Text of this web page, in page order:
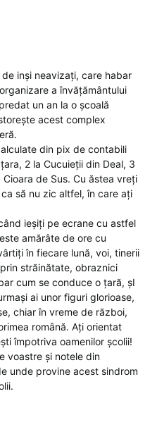
inși neavizați, care habar
a învățământului
un an la o școală
acest complex
din pix de contabili
2 la Cucuieții din Deal, 3
de Sus. Cu ăstea vreți
să nu zic altfel, în care ați
ieșiți pe ecrane cu astfel
amărâte de ore cu
în fiecare lună, voi, tinerii
străinătate, obraznici
cum se conduce o țară, șI
ai unor figuri glorioase,
chiar în vreme de război,
română. Ați orientat
împotriva oamenilor școlii!
voastre și notele din
unde provine acest sindrom